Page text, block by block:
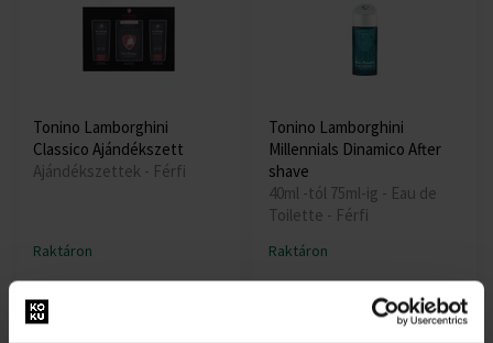
Tonino Lamborghini
Classico Ajándékszett
Ajándékszettek - Férfi
Raktáron
6590 Ft
Tonino Lamborghini
Millennials Dinamico After
shave
40ml -tól 75ml-ig - Eau de
Toilette - Férfi
Raktáron
6280 Ft-ig